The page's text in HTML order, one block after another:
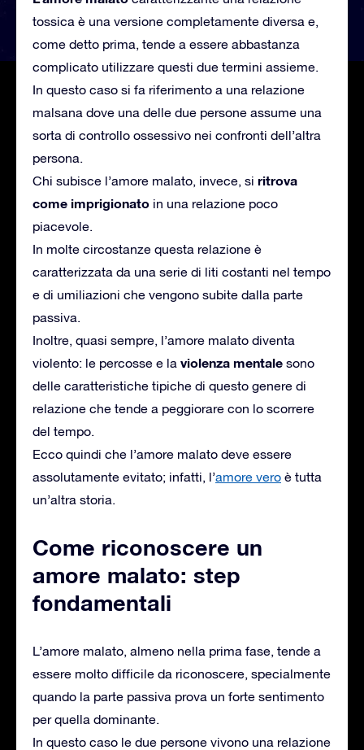
tossica è una versione completamente diversa e,
come detto prima, tende a essere abbastanza
complicato utilizzare questi due termini assieme.
In questo caso si fa riferimento a una relazione
malsana dove una delle due persone assume una
sorta di controllo ossessivo nei confronti dell’altra
persona.
Chi subisce l’amore malato, invece, si ritrova
come imprigionato in una relazione poco
piacevole.
In molte circostanze questa relazione è
caratterizzata da una serie di liti costanti nel tempo
e di umiliazioni che vengono subite dalla parte
passiva.
Inoltre, quasi sempre, l’amore malato diventa
violento: le percosse e la violenza mentale sono
delle caratteristiche tipiche di questo genere di
relazione che tende a peggiorare con lo scorrere
del tempo.
Ecco quindi che l’amore malato deve essere
assolutamente evitato; infatti, l’amore vero è tutta
un’altra storia.
Come riconoscere un
amore malato: step
fondamentali
L’amore malato, almeno nella prima fase, tende a
essere molto difficile da riconoscere, specialmente
quando la parte passiva prova un forte sentimento
per quella dominante.
In questo caso le due persone vivono una relazione